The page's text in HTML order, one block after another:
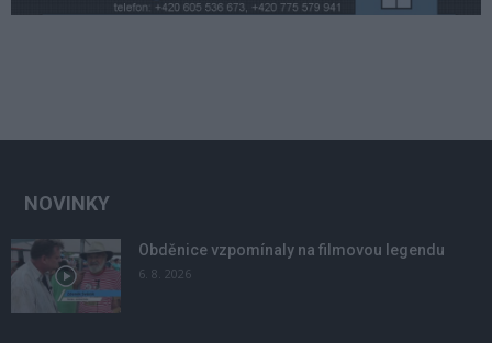
NOVINKY
Obděnice vzpomínaly na filmovou legendu
6. 8. 2026